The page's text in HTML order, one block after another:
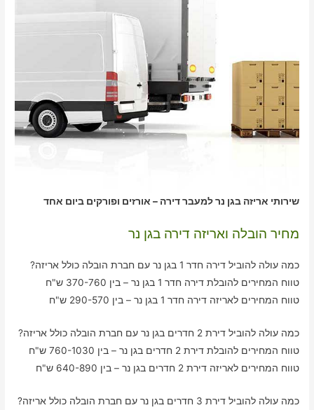
שירותי אריזה בגן נר למעבר דירה – אורזים ופורקים ביום אחד
מחיר הובלה ואריזה דירה בגן נר
כמה עולה להוביל דירה חדר 1 בגן נר עם חברת הובלה כולל אריזה?
טווח המחירים להובלת דירה חדר 1 בגן נר – בין 370-760 ש"ח
טווח המחירים לאריזה דירה חדר 1 בגן נר – בין 290-570 ש"ח
כמה עולה להוביל דירת 2 חדרים בגן נר עם חברת הובלה כולל אריזה?
טווח המחירים להובלת דירת 2 חדרים בגן נר – בין 760-1030 ש"ח
טווח המחירים לאריזה דירת 2 חדרים בגן נר – בין 640-890 ש"ח
כמה עולה להוביל דירת 3 חדרים בגן נר עם חברת הובלה כולל אריזה?